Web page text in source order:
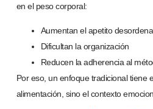
en el peso corporal:
Aumentan el apetito
Dificultan la organización
Reducen la adherencia al
Por eso, un enfoque tradicional tiene
alimentación, sino el contexto